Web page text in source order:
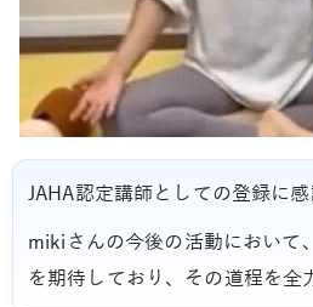
JAHA認定講師としての登録に感
mikiさんの今後の活動において
を期待しており、その道程を全